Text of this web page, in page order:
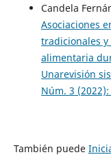
Candela
Asociaciones
tradicionales
alimentaria
Unarevisión
Núm. 3
También puede